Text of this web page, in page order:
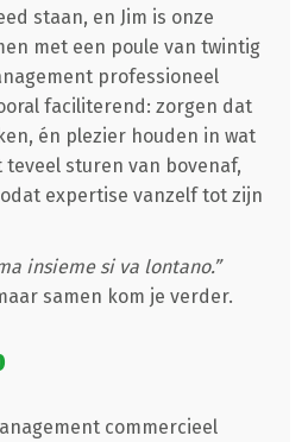
staan, en Jim is onze
met een poule van twintig
professioneel
faciliterend: zorgen dat
én plezier houden in wat
teveel sturen van bovenaf,
expertise vanzelf tot zijn
insieme si va lontano.”
samen kom je verder.
commercieel